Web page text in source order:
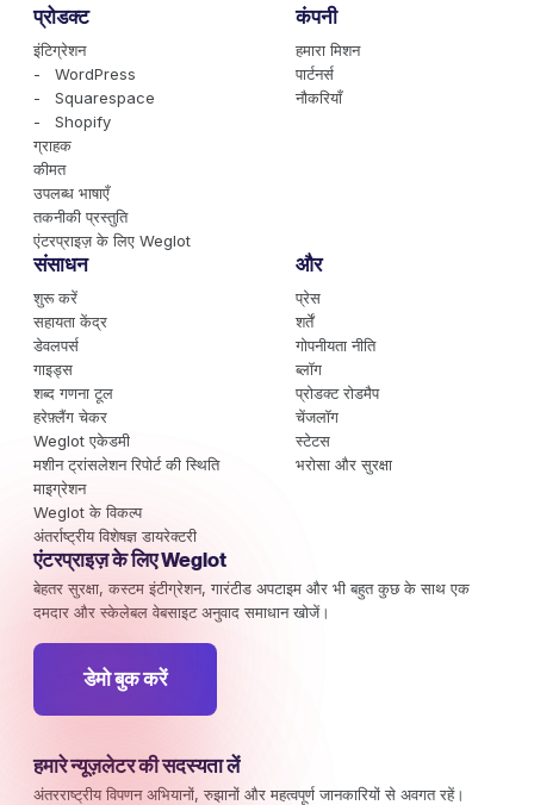
प्रोडक्ट
इंटिग्रेशन
- WordPress
- Squarespace
- Shopify
ग्राहक
कीमत
उपलब्ध भाषाएँ
तकनीकी प्रस्तुति
एंटरप्राइज़ के लिए Weglot
कंपनी
हमारा मिशन
पार्टनर्स
नौकरियाँ
संसाधन
शुरू करें
सहायता केंद्र
डेवलपर्स
गाइड्स
शब्द गणना टूल
हरेफ़्लैंग चेकर
Weglot एकेडमी
मशीन ट्रांसलेशन रिपोर्ट की स्थिति
माइग्रेशन
Weglot के विकल्प
अंतर्राष्ट्रीय विशेषज्ञ डायरेक्टरी
और
प्रेस
शर्तें
गोपनीयता नीति
ब्लॉग
प्रोडक्ट रोडमैप
चेंजलॉग
स्टेटस
भरोसा और सुरक्षा
एंटरप्राइज़ के लिए Weglot
बेहतर सुरक्षा, कस्टम इंटीग्रेशन, गारंटीड अपटाइम और भी बहुत कुछ के साथ एक
दमदार और स्केलेबल वेबसाइट अनुवाद समाधान खोजें।
डेमो बुक करें
हमारे न्यूज़लेटर की सदस्यता लें
अंतरराष्ट्रीय विपणन अभियानों, रुझानों और महत्वपूर्ण जानकारियों से अवगत रहें।